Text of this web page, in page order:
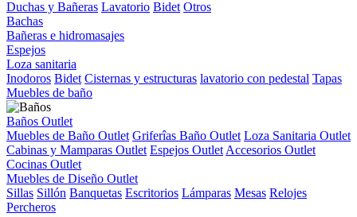
Duchas y Bañeras Lavatorio Bidet Otros
Bachas
Bañeras e hidromasajes
Espejos
Loza sanitaria
Inodoros Bidet Cisternas y estructuras lavatorio con pedestal Tapas
Muebles de baño
Baños Outlet
Muebles de Baño Outlet Griferîas Baño Outlet Loza Sanitaria Outlet
Cabinas y Mamparas Outlet Espejos Outlet Accesorios Outlet
Cocinas Outlet
Muebles de Diseño Outlet
Sillas Sillón Banquetas Escritorios Lámparas Mesas Relojes
Percheros